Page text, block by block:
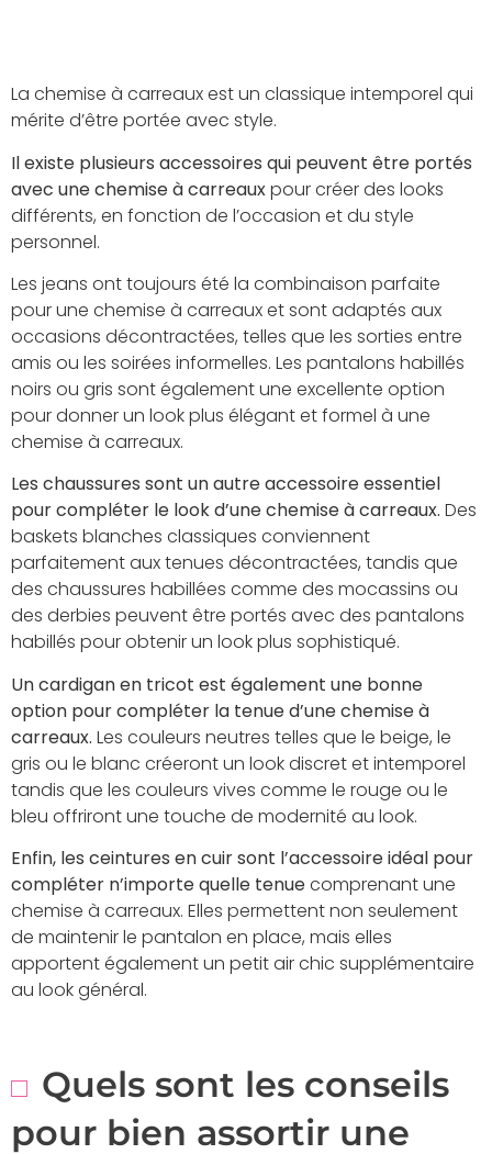
La chemise à carreaux est un classique intemporel qui
mérite d’être portée avec style.
Il existe plusieurs accessoires qui peuvent être portés
avec une chemise à carreauxpour créer des looks
différents, en fonction de l’occasion et du style
personnel.
Les jeans ont toujours été la combinaison parfaite
pour une chemise à carreaux et sont adaptés aux
occasions décontractées, telles que les sorties entre
amis ou les soirées informelles. Les pantalons habillés
noirs ou gris sont également une excellente option
pour donner un look plus élégant et formel à une
chemise à carreaux.
Les chaussures sont un autre accessoire essentiel
pour compléter le look d’une chemise à carreaux. Des
baskets blanches classiques conviennent
parfaitement aux tenues décontractées, tandis que
des chaussures habillées comme des mocassins ou
des derbies peuvent être portés avec des pantalons
habillés pour obtenir un look plus sophistiqué.
Un cardigan en tricot est également une bonne
option pour compléter la tenue d’une chemise à
carreaux. Les couleurs neutres telles que le beige, le
gris ou le blanc créeront un look discret et intemporel
tandis que les couleurs vives comme le rouge ou le
bleu offriront une touche de modernité au look.
Enfin, les ceintures en cuir sont l’accessoire idéal pour
compléter n’importe quelle tenuecomprenant une
chemise à carreaux. Elles permettent non seulement
de maintenir le pantalon en place, mais elles
apportent également un petit air chic supplémentaire
au look général.
Quels sont les conseils
pour bien assortir une